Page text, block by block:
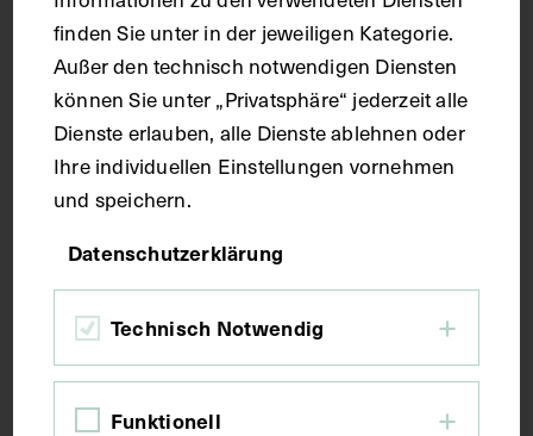
Maße
Seitenblatt 38,4 x 27,3 cm
Kurzbeschreibung
Der Text ist die ergänzende Beschreibung in
der Unterarmmuskeln.
Schlagwörter
finden Sie unter in der jeweiligen Kategorie.
Außer den technisch notwendigen Diensten
können Sie unter „Privatsphäre“ jederzeit alle
Dienste erlauben, alle Dienste ablehnen oder
Ihre individuellen Einstellungen vornehmen
und speichern.
Datenschutzerklärung
Technisch Notwendig
Funktionell